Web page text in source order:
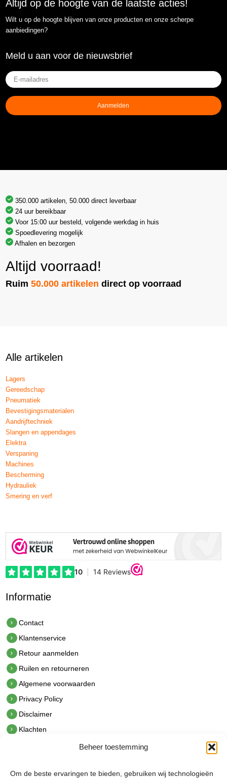
Beheer toestemming
Om de beste ervaringen te bieden, gebruiken wij technologieën
Altijd op de hoogte van de laatste acties!
Wilt u op de hoogte blijven van onze producten en onze scherpe
aanbiedingen?
Meld u aan voor de nieuwsbrief
E-
mailadres(Vereist)
Aanmelden
350.000 artikelen, 50.000 direct leverbaar
24 uur bereikbaar
Voor 15:00 uur besteld, volgende werkdag in huis
Spoedlevering mogelijk
Afhalen en bezorgen
Altijd voorraad!
Ruim50.000 artikelen direct op voorraad
Alle artikelen
Lagers
Gereedschap
Pneumatiek
Bevestigingsmaterialen
Aandrijftechniek
Slangen en appendages
Elektra
Verspaning
Machines
Bescherming
Hydrauliek
Smering en verf
Informatie
Contact
Klantenservice
Retour aanmelden
Ruilen en retourneren
Algemene voorwaarden
Privacy Policy
Disclaimer
Klachten
hetindustriehuis B.V.